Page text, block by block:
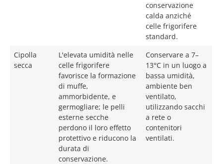
conservazione
calda anziché
celle frigorifere
standard.
Cipolla
secca
L'elevata umidità nelle
celle frigorifere
favorisce la formazione
di muffe,
ammorbidente, e
germogliare; le pelli
esterne secche
perdono il loro effetto
protettivo e riducono la
durata di
conservazione.
Conservare a 7–
13°C in un luogo a
bassa umidità,
ambiente ben
ventilato,
utilizzando sacchi
a rete o
contenitori
ventilati.